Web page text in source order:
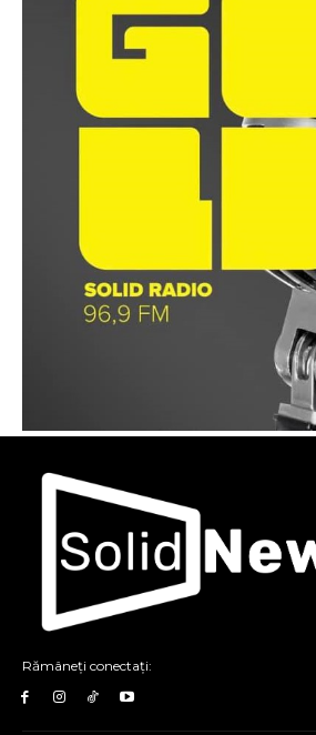
Rămâneți conectați: